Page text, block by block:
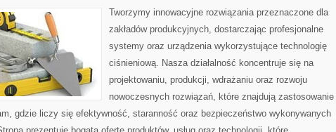
Tworzymy innowacyjne rozwiązania przeznaczone dla
zakładów produkcyjnych, dostarczając profesjonalne
systemy oraz urządzenia wykorzystujące technologię
ciśnieniową. Nasza działalność koncentruje się na
projektowaniu, produkcji, wdrażaniu oraz rozwoju
nowoczesnych rozwiązań, które znajdują zastosowanie
gdzie liczy się efektywność, staranność oraz bezpieczeństwo wykonywanych